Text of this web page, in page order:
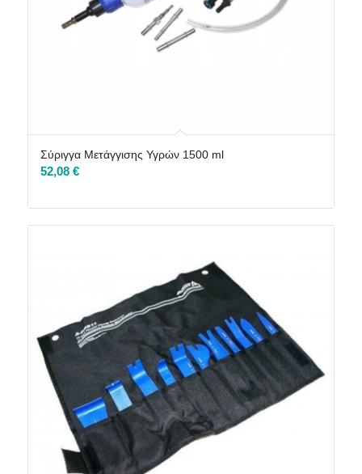
Σύριγγα Μετάγγισης Υγρών 1500 ml
52,08 €